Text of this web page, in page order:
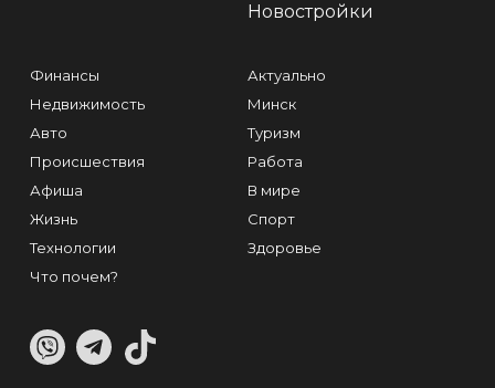
Новостройки
Финансы
Недвижимость
Авто
Происшествия
Афиша
Жизнь
Технологии
Что почем?
Актуально
Минск
Туризм
Работа
В мире
Спорт
Здоровье